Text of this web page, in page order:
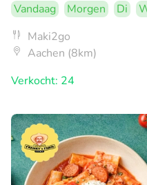
Vandaag Morgen Di
Maki2go
Aachen (8km)
Verkocht: 24